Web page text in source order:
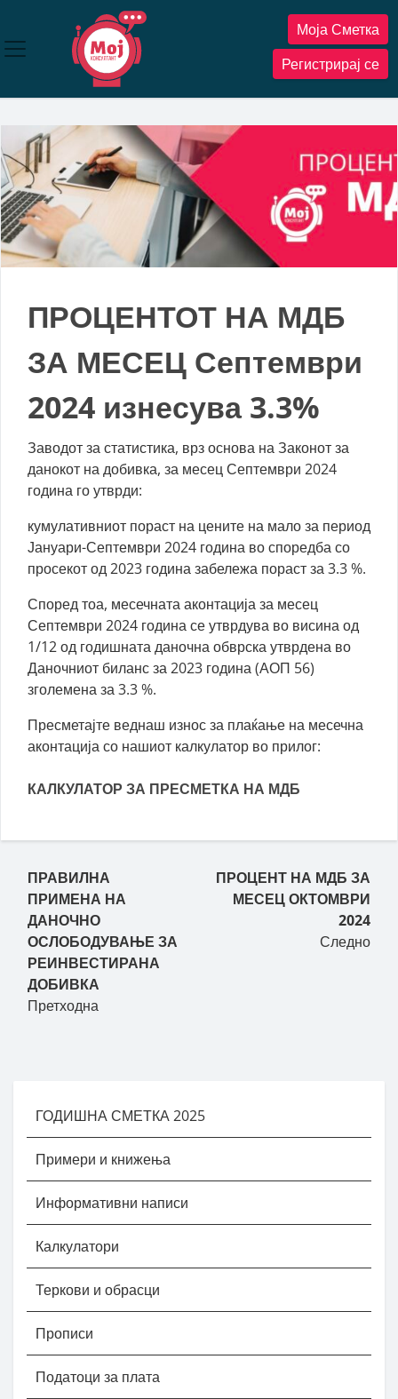
содржината
Моја Сметка
Регистрирај се
ПРОЦЕНТОТ НА МДБ
ЗА МЕСЕЦ Септември
2024 изнесува 3.3%
Заводот за статистика, врз основа на Законот за
данокот на добивка, за месец Септември 2024
година го утврди:
кумулативниот пораст на цените на мало за период
Јануари-Септември 2024 година во споредба со
просекот од 2023 година забележа пораст за 3.3 %.
Според тоа, месечната аконтација за месец
Септември 2024 година се утврдува во висина од
1/12 од годишната даночна обврска утврдена во
Даночниот биланс за 2023 година (АОП 56)
зголемена за 3.3 %.
Пресметајте веднаш износ за плаќање на месечна
аконтација со нашиот калкулатор во прилог:
КАЛКУЛАТОР ЗА ПРЕСМЕТКА НА МДБ
Пост навигација
ПРАВИЛНА
ПРИМЕНА НА
ДАНОЧНО
ОСЛОБОДУВАЊЕ ЗА
РЕИНВЕСТИРАНА
ДОБИВКА
Претходна
ПРОЦЕНТ НА МДБ ЗА
МЕСЕЦ ОКТОМВРИ
2024
Следно
ГОДИШНА СМЕТКА 2025
Примери и книжења
Информативни написи
Калкулатори
Теркови и обрасци
Прописи
Податоци за плата